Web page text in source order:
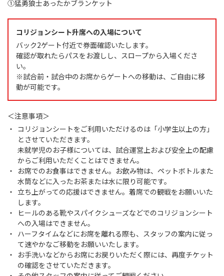
①猛勇狼士あったかブランケット
コリジョンシート升席への入場について​
バック2ゲート付近で券面確認いたします。
確認が取れたらパスをお渡しし、スロープから入場くださ
い。
※試合前・試合中のお席からゲートへの移動は、ご自由に移
動が可能です。
＜注意事項＞
コリジョンシートをご利用いただけるのは「小学生以上の方」
とさせていただきます。
未就学児のお子様については、試合運営上および安全上の配慮
からご利用いただくことはできません。
お席でのお食事はできません。お飲み物は、ペットボトルまた
水筒などに入ったお茶または水に限り可能です。
立ち上がっての応援はできません。着席での観戦をお願いいた
します。
ヒールのある靴やスパイクシューズなどでのコリジョンシート
への入場はできません。
ハーフタイムなどにお席を離れる際も、スタッフの案内に従っ
て速やかなご移動をお願いいたします。
お手洗いなどからお席にお戻りいただく際には、再度チケット
の確認をさせていただきます。